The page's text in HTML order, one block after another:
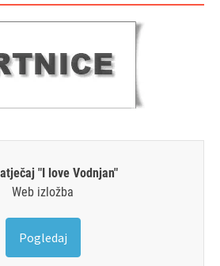
"I love Vodnjan"
Web izložba
Pogledaj